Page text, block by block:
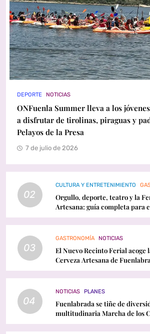
DEPORTE NOTICIAS
ONFuenla Summer lleva a los
a disfrutar de tirolinas, piraguas y
Pelayos de la Presa
7 de julio de 2026
02
CULTURA Y ENTRETENIMIENTO
Orgullo, deporte, teatro y la
Artesana: guía completa para
Fuenlabrada
03
GASTRONOMÍA NOTICIAS
El Nuevo Recinto Ferial acoge
Cerveza Artesana de
conciertos y programación
04
NOTICIAS PLANES
Fuenlabrada se tiñe de
multitudinaria Marcha de los
Orgullo LGTBI